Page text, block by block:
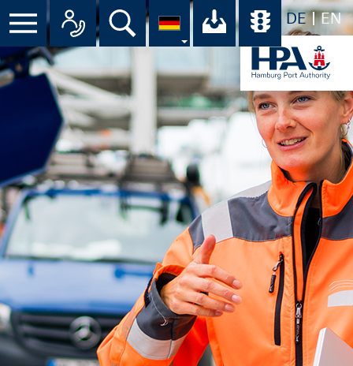
DE EN
Menü Alle Ansprechpartner im
Suche Ihr Download-